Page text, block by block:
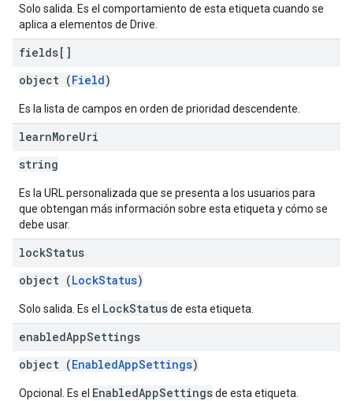
Solo salida. Es el comportamiento de esta etiqueta cuando se
aplica a elementos de Drive.
fields[]
object (Field)
Es la lista de campos en orden de prioridad descendente.
learnMoreUri
string
Es la URL personalizada que se presenta a los usuarios para
que obtengan más información sobre esta etiqueta y cómo se
debe usar.
lockStatus
object (LockStatus)
Solo salida. Es el LockStatusde esta etiqueta.
enabledAppSettings
object (EnabledAppSettings)
Opcional. Es el EnabledAppSettingsde esta etiqueta.